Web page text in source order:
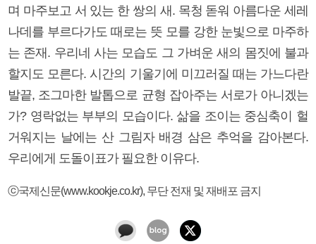
며 마주보고 서 있는 한 쌍의 새. 목청 돋워 아름다운 세레
나데를 부르다가도 때로는 뜻 모를 강한 눈빛으로 마주하
는 존재. 우리네 사는 모습도 그 가벼운 새의 몸짓에 불과
할지도 모른다. 시간의 기울기에 미끄러질 때는 가느다란
발끝, 조그마한 발톱으로 균형 잡아주는 서로가 아니겠는
가? 영락없는 부부의 모습이다. 삶을 조이는 중심축이 헐
거워지는 날에는 산 그림자 배경 삼은 추억을 감아본다.
우리에게 도돌이표가 필요한 이유다.
ⓒ국제신문(www.kookje.co.kr), 무단 전재 및 재배포 금지